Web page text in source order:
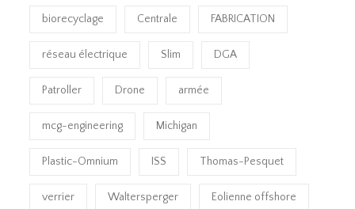
biorecyclage Centrale FABRICATION
réseau électrique Slim DGA
Patroller Drone armée
mcg-engineering Michigan
Plastic-Omnium ISS Thomas-Pesquet
verrier Waltersperger Eolienne offshore